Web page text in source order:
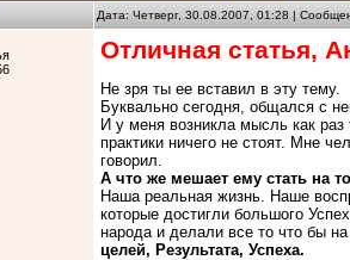
Дата: Четверг, 30.08.2007, 01:28 |
Отличная статья,
Не зря ты ее вставил в эту тему.
Буквально сегодня, общался с
И у меня возникла мысль как
практики ничего не стоят. Мне
говорил.
А что же мешает ему стать на
Наша реальная жизнь. Наше
которые достигли большого
народа и делали все то что бы
целей, Результата, Успеха.